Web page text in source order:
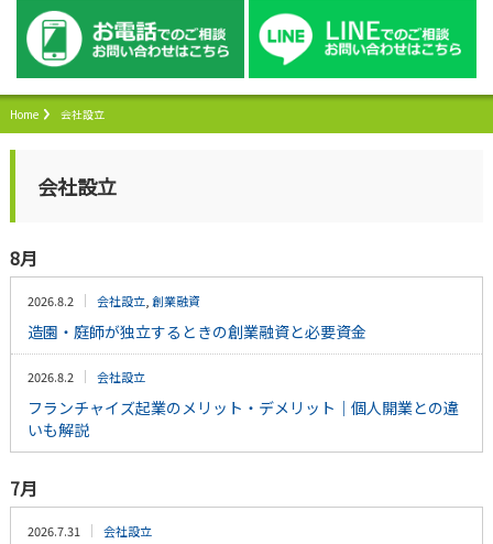
Home 会社設立
会社設立
8月
2026.8.2 会社設立, 創業融資
造園・庭師が独立するときの創業融資と必要資金
2026.8.2 会社設立
フランチャイズ起業のメリット・デメリット｜個人開業との違
いも解説
7月
2026.7.31 会社設立